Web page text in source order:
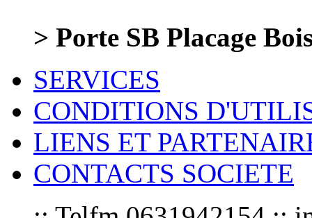
> Porte SB Placage
SERVICES
CONDITIONS
LIENS ET
CONTACTS SOCIETE